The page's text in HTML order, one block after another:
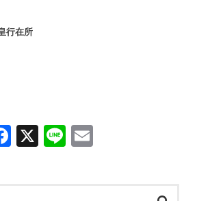
行在所
F
X
Li